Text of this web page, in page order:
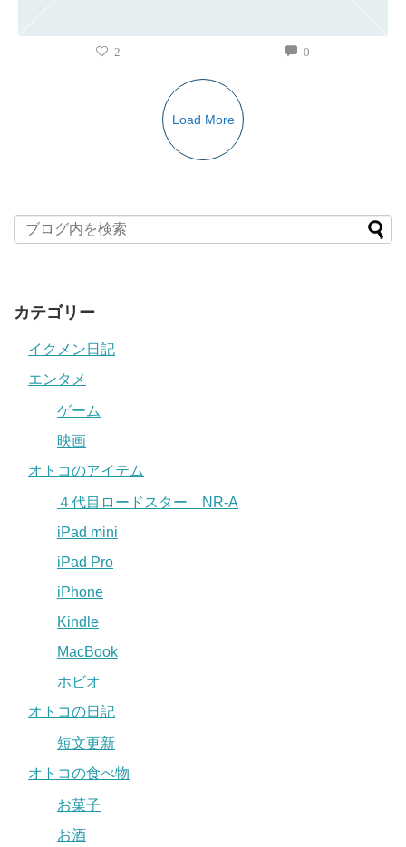
2 0
Load More
カテゴリー
イクメン日記
エンタメ
ゲーム
映画
オトコのアイテム
４代目ロードスター NR-A
iPad mini
iPad Pro
iPhone
Kindle
MacBook
ホビオ
オトコの日記
短文更新
オトコの食べ物
お菓子
お酒